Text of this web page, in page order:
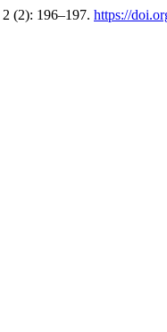
2 (2): 196–197. https://